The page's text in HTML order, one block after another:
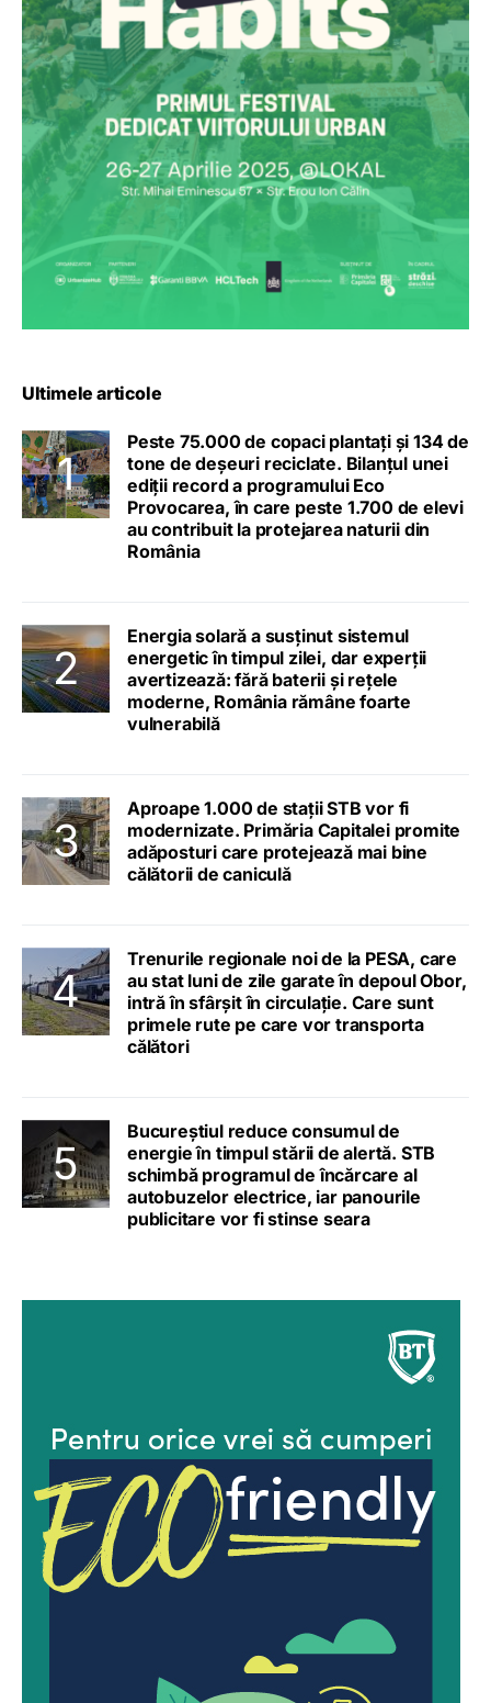
Ultimele articole
Peste 75.000 de copaci plantați și 134 de
tone de deșeuri reciclate. Bilanțul unei
ediții record a programului Eco
Provocarea, în care peste 1.700 de elevi
au contribuit la protejarea naturii din
România
Energia solară a susținut sistemul
energetic în timpul zilei, dar experții
avertizează: fără baterii și rețele
moderne, România rămâne foarte
vulnerabilă
Aproape 1.000 de stații STB vor fi
modernizate. Primăria Capitalei promite
adăposturi care protejează mai bine
călătorii de caniculă
Trenurile regionale noi de la PESA, care
au stat luni de zile garate în depoul Obor,
intră în sfârșit în circulație. Care sunt
primele rute pe care vor transporta
călători
Bucureștiul reduce consumul de
energie în timpul stării de alertă. STB
schimbă programul de încărcare al
autobuzelor electrice, iar panourile
publicitare vor fi stinse seara